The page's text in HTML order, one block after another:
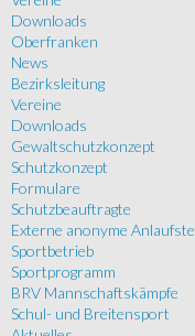
Downloads
Oberfranken
News
Bezirksleitung
Vereine
Downloads
Gewaltschutzkonzept
Schutzkonzept
Formulare
Schutzbeauftragte
Externe anonyme
Sportbetrieb
Sportprogramm
BRV Mannschaftskämpfe
Schul- und Breitensport